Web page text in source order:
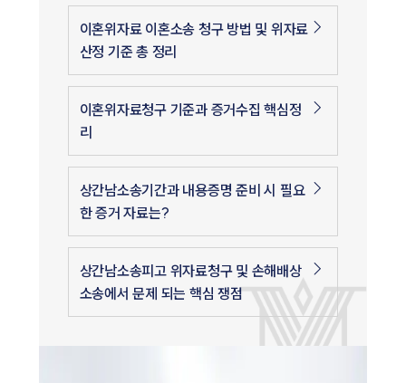
이혼위자료 이혼소송 청구 방법 및 위자료
산정 기준 총 정리
이혼위자료청구 기준과 증거수집 핵심정
리
상간남소송기간과 내용증명 준비 시 필요
한 증거 자료는?
상간남소송피고 위자료청구 및 손해배상
소송에서 문제 되는 핵심 쟁점